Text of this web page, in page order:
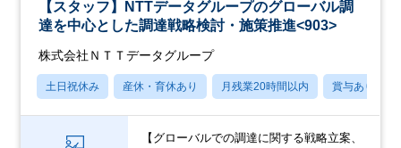
【スタッフ】NTTデータグループのグローバル調
達を中心とした調達戦略検討・施策推進<903>
株式会社ＮＴＴデータグループ
土日祝休み 産休・育休あり 月残業20時間以内 賞与あり
【グローバルでの調達に関する戦略立案、